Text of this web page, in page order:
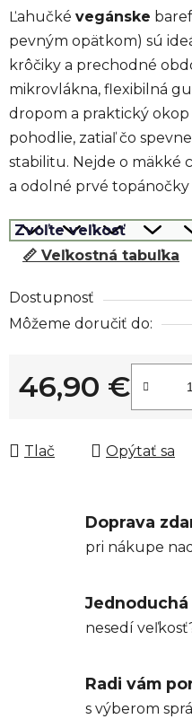
Ľahučké vegánske
pevným opätkom) sú
krôčiky a prechodné
mikrovlákna, flexibilná
dropom a praktický
pohodlie, zatiaľ čo
stabilitu. Nejde o mäkké
a odolné prvé
📏 Veľkostná tabuľka
Dostupnosť
Môžeme doručiť do:
46,90 €
Jednotková cena:
Tlač Opýtať sa
Doprava
pri nákupe
nesedí
Radi vám
s výberom